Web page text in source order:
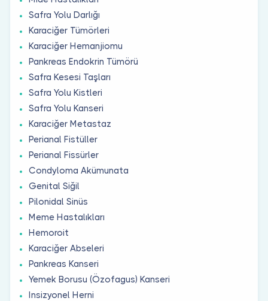
Safra Yolu Darlığı
Karaciğer Tümörleri
Karaciğer Hemanjiomu
Pankreas Endokrin Tümörü
Safra Kesesi Taşları
Safra Yolu Kistleri
Safra Yolu Kanseri
Karaciğer Metastaz
Perianal Fistüller
Perianal Fissürler
Condyloma Akümunata
Genital Siğil
Pilonidal Sinüs
Meme Hastalıkları
Hemoroit
Karaciğer Abseleri
Pankreas Kanseri
Yemek Borusu (Özofagus) Kanseri
Insizyonel Herni